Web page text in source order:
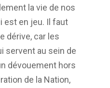
la vie de nos
est en jeu. Il faut
dérive, car les
servent au sein de
dévouement hors
de la Nation,